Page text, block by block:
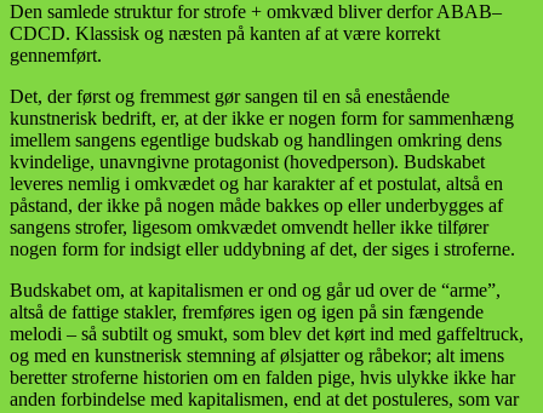
Den samlede struktur for strofe + omkvæd bliver derfor ABAB–
CDCD. Klassisk og næsten på kanten af at være korrekt
gennemført.
Det, der først og fremmest gør sangen til en så enestående
kunstnerisk bedrift, er, at der ikke er nogen form for sammenhæng
imellem sangens egentlige budskab og handlingen omkring dens
kvindelige, unavngivne protagonist (hovedperson). Budskabet
leveres nemlig i omkvædet og har karakter af et postulat, altså en
påstand, der ikke på nogen måde bakkes op eller underbygges af
sangens strofer, ligesom omkvædet omvendt heller ikke tilfører
nogen form for indsigt eller uddybning af det, der siges i stroferne.
Budskabet om, at kapitalismen er ond og går ud over de “arme”,
altså de fattige stakler, fremføres igen og igen på sin fængende
melodi – så subtilt og smukt, som blev det kørt ind med gaffeltruck,
og med en kunstnerisk stemning af ølsjatter og råbekor; alt imens
beretter stroferne historien om en falden pige, hvis ulykke ikke har
anden forbindelse med kapitalismen, end at det postuleres, som var